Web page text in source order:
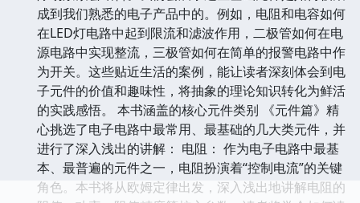
成到我们熟悉的电子产品中的。例如，电阻和电容如何
在LED灯电路中起到限流和滤波作用，二极管如何在电
源电路中实现整流，三极管如何在简单的报警电路中作
为开关。这些贴近生活的案例，能让读者深刻体会到电
子元件的价值和趣味性，将抽象的理论知识转化为鲜活
的实践感悟。 本书涵盖的核心元件类别 《元件篇》精
心挑选了电子电路中最常用、最基础的几大类元件，并
进行了深入浅出的讲解： 电阻： 作为电子电路中最基
本、最普遍的元件之一，电阻扮演着“控制电流”的关键
角色。本书将从欧姆定律出发，深入浅出地讲解电阻的